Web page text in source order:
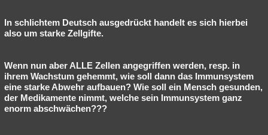
In schlichtem Deutsch ausgedrückt handelt es sich hierbei
also um starke Zellgifte.
Wenn nun aber ALLE Zellen angegriffen werden, resp. in
ihrem Wachstum gehemmt, wie soll dann das Immunsystem
eine starke Abwehr aufbauen? Wie soll ein Mensch gesunden,
der Medikamente nimmt, welche sein Immunsystem ganz
enorm abschwächen???